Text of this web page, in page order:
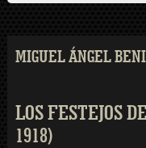
MIGUEL ÁNGEL
LOS FESTEJOS
1918)